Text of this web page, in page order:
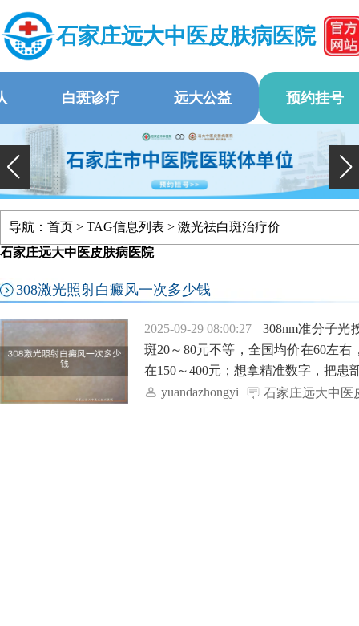
石家庄远大中医皮肤病医院
白斑诊疗 远大公益 预约挂号
导航： 首页 > TAG信息列表 > 激光祛白斑治疗价
石家庄远大中医皮肤病医院
308激光照射白癜风一次多少钱
2025-09-29 08:00:27
308nm准分子光
斑20～80元不等，全国均价在60左
在150～400元；想拿精准数字，把患
yuandazhongyi
石家庄远大中医